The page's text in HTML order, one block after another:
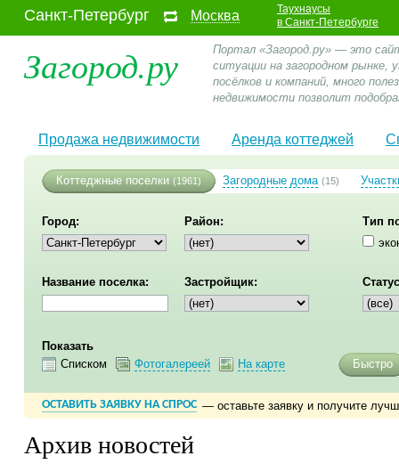
Санкт-Петербург Москва
Таухнаусы
в Санкт-Петербурге
Загород.ру
Портал «Загород.ру» — это
ситуации на загородном
посёлков и компаний, много
недвижимости позволит
Продажа недвижимости Аренда коттеджей
Коттеджные поселки (1961) Загородные дома (15)
Город: Район:
Тип
Название поселка: Застройщик:
Показать
Списком
Фотогалереей На карте Быстро
ОСТАВИТЬ ЗАЯВКУ НА СПРОС — оставьте заявку и получите
Архив новостей